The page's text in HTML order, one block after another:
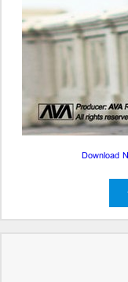
Download